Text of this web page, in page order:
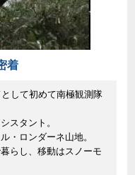
着
して初めて南極観測隊
スタント。
・ロンダーネ山地。
らし、移動はスノーモ